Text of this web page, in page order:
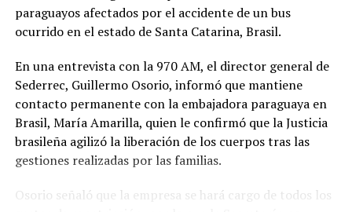
paraguayos afectados por el accidente de un bus
ocurrido en el estado de Santa Catarina, Brasil.
En una entrevista con la 970 AM, el director general de
Sederrec, Guillermo Osorio, informó que mantiene
contacto permanente con la embajadora paraguaya en
Brasil, María Amarilla, quien le confirmó que la Justicia
brasileña agilizó la liberación de los cuerpos tras las
gestiones realizadas por las familias.
Osorio señaló que la empresa se hará cargo de todos los